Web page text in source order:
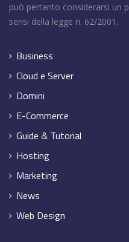
può pertanto considerarsi un
sensi della legge n. 62/2001.
Business
Cloud e Server
Domini
E-Commerce
Guide & Tutorial
Hosting
Marketing
News
Web Design